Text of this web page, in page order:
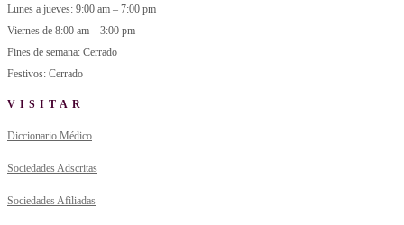
Lunes a jueves: 9:00 am – 7:00 pm
Viernes de 8:00 am – 3:00 pm
Fines de semana: Cerrado
Festivos: Cerrado
VISITAR
Diccionario Médico
Sociedades Adscritas
Sociedades Afiliadas